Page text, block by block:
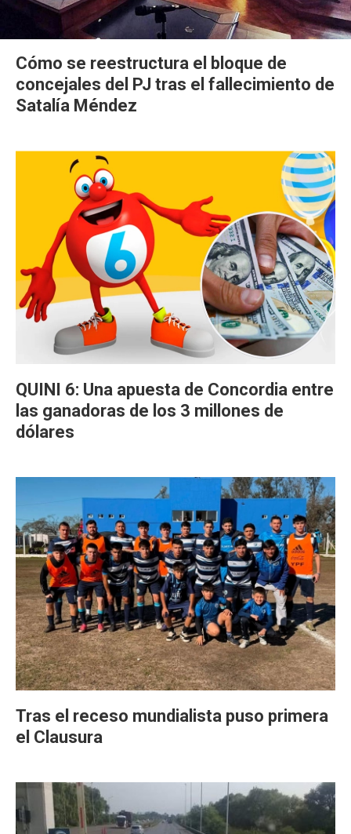
Cómo se reestructura el bloque de
concejales del PJ tras el fallecimiento de
Satalía Méndez
QUINI 6: Una apuesta de Concordia entre
las ganadoras de los 3 millones de
dólares
Tras el receso mundialista puso primera
el Clausura